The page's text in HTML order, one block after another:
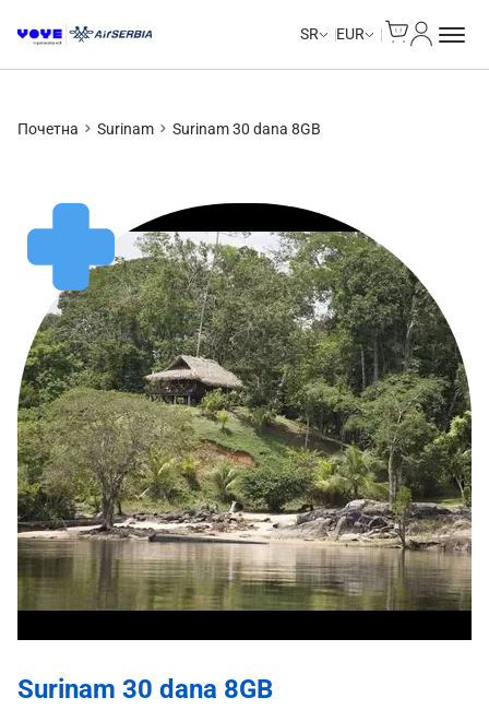
SR EUR
Почетна Surinam Surinam 30 dana 8GB
Surinam 30 dana 8GB